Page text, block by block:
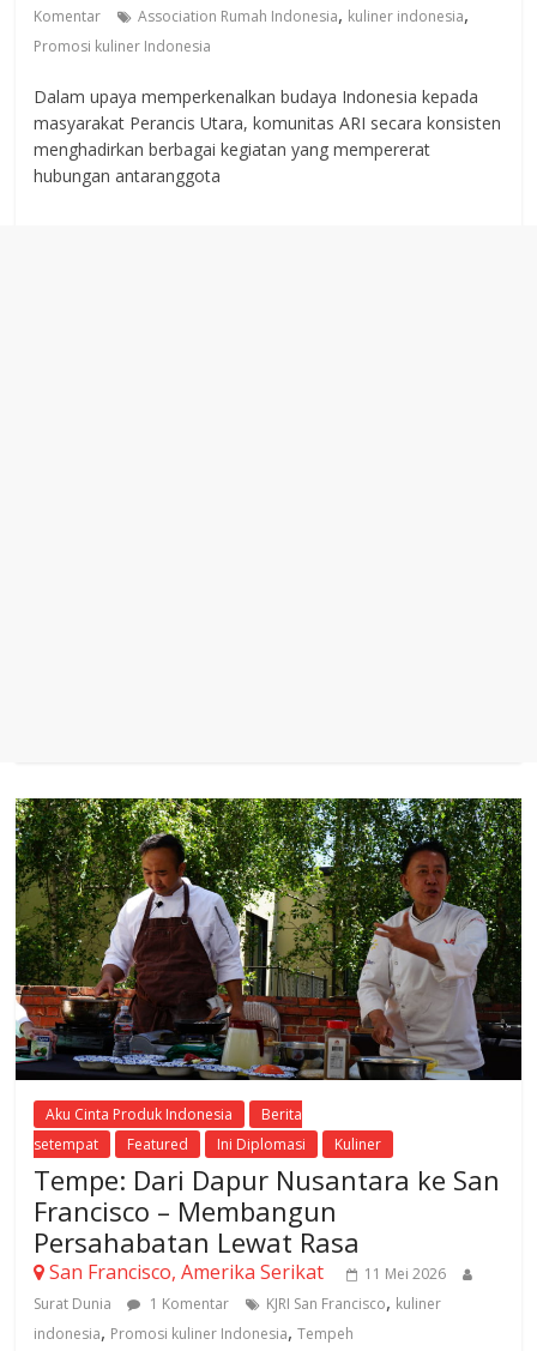
Komentar
Association Rumah Indonesia, kuliner indonesia,
Promosi kuliner Indonesia
Dalam upaya memperkenalkan budaya Indonesia kepada
masyarakat Perancis Utara, komunitas ARI secara konsisten
menghadirkan berbagai kegiatan yang mempererat
hubungan antaranggota
Aku Cinta Produk Indonesia
Berita
setempat
Featured Ini Diplomasi Kuliner
Tempe: Dari Dapur Nusantara ke San
Francisco – Membangun
Persahabatan Lewat Rasa
San Francisco, Amerika Serikat
11 Mei 2026
Surat Dunia
1 Komentar KJRI San Francisco, kuliner
indonesia, Promosi kuliner Indonesia,Tempeh